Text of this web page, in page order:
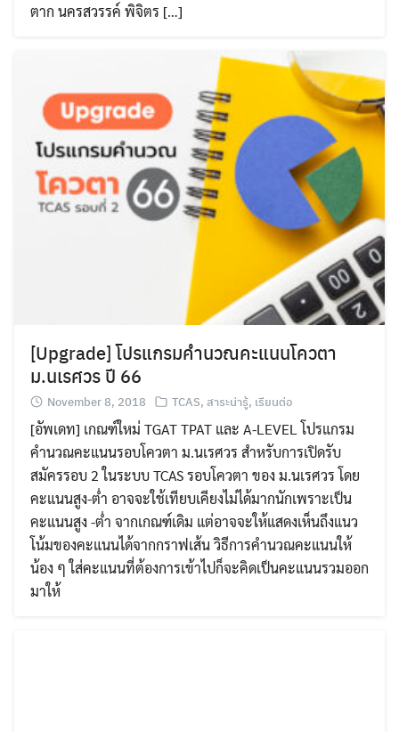
ตาก นครสวรรค์ พิจิตร […]
[Upgrade] โปรแกรมคำนวณคะแนนโควตา
ม.นเรศวร ปี 66
November 8, 2018 TCAS, สาระน่ารู้, เรียนต่อ
[อัพเดท] เกณฑ์ใหม่ TGAT TPAT และ A-LEVEL โปรแกรม
คำนวณคะแนนรอบโควตา ม.นเรศวร สำหรับการเปิดรับ
สมัครรอบ 2 ในระบบ TCAS รอบโควตา ของ ม.นเรศวร โดย
คะแนนสูง-ต่ำ อาจจะใช้เทียบเคียงไม่ได้มากนักเพราะเป็น
คะแนนสูง -ต่ำ จากเกณฑ์เดิม แต่อาจจะให้แสดงเห็นถึงแนว
โน้มของคะแนนได้จากกราฟเส้น วิธีการคำนวณคะแนนให้
น้อง ๆ ใส่คะแนนที่ต้องการเข้าไปก็จะคิดเป็นคะแนนรวมออก
มาให้